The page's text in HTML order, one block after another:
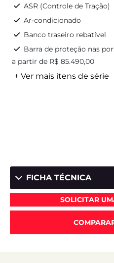
ASR (Controle de Tração)
Ar-condicionado
Banco traseiro rebatível
Barra de proteção nas
a partir de R$ 85.490,00
+ Ver mais itens de série
FICHA TÉCNICA
SOLICITAR